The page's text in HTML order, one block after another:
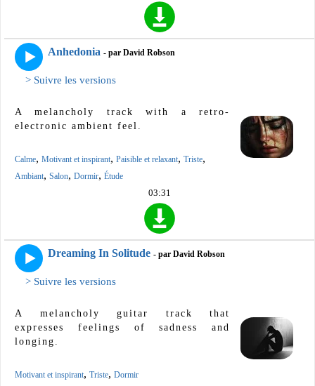
Anhedonia - par David Robson
> Suivre les versions
A melancholy track with a retro-
electronic ambient feel.
Calme, Motivant et inspirant, Paisible et relaxant, Triste,
Ambiant, Salon, Dormir, Étude
03:31
Dreaming In Solitude - par David Robson
> Suivre les versions
A melancholy guitar track that
expresses feelings of sadness and
longing.
Motivant et inspirant, Triste, Dormir